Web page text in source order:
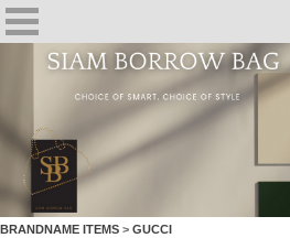
BRANDNAME ITEMS > GUCCI